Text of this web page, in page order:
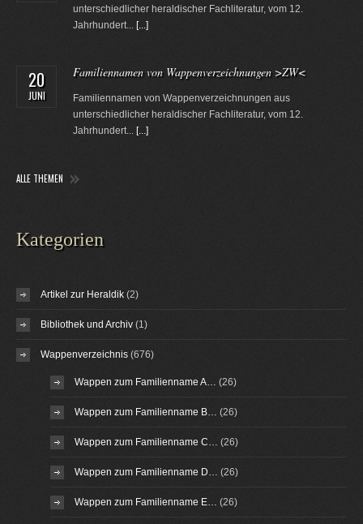
unterschiedlicher heraldischer Fachliteratur, vom 12.
Jahrhundert... [...]
20
JUNI
Familiennamen von Wappenverzeichnungen >ZW<
Familiennamen von Wappenverzeichnungen aus
unterschiedlicher heraldischer Fachliteratur, vom 12.
Jahrhundert... [...]
ALLE THEMEN
Kategorien
Artikel zur Heraldik (2)
Bibliothek und Archiv (1)
Wappenverzeichnis (676)
Wappen zum Familienname A… (26)
Wappen zum Familienname B… (26)
Wappen zum Familienname C… (26)
Wappen zum Familienname D… (26)
Wappen zum Familienname E… (26)